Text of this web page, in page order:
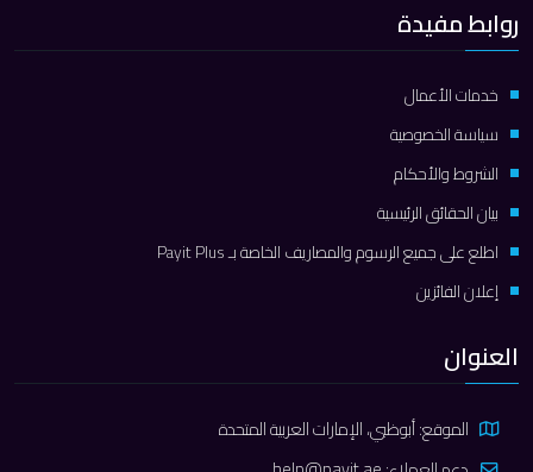
روابط مفيدة
خدمات الأعمال
سياسة الخصوصية
الشروط والأحكام
بيان الحقائق الرئيسية
اطلع على جميع الرسوم والمصاريف الخاصة بـ Payit Plus
إعلان الفائزين
العنوان
الموقع: أبوظبي، الإمارات العربية المتحدة